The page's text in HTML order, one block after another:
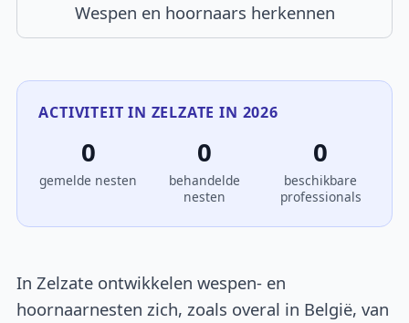
Wespen en hoornaars herkennen
ACTIVITEIT IN ZELZATE IN 2026
0
gemelde nesten
0
behandelde
nesten
0
beschikbare
professionals
In Zelzate ontwikkelen wespen- en
hoornaarnesten zich, zoals overal in België, van